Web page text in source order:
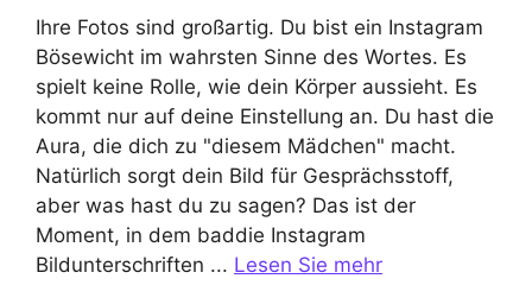
Ihre Fotos sind großartig. Du bist ein Instagram
Bösewicht im wahrsten Sinne des Wortes. Es
spielt keine Rolle, wie dein Körper aussieht. Es
kommt nur auf deine Einstellung an. Du hast die
Aura, die dich zu "diesem Mädchen" macht.
Natürlich sorgt dein Bild für Gesprächsstoff,
aber was hast du zu sagen? Das ist der
Moment, in dem baddie Instagram
Bildunterschriften ... Lesen Sie mehr